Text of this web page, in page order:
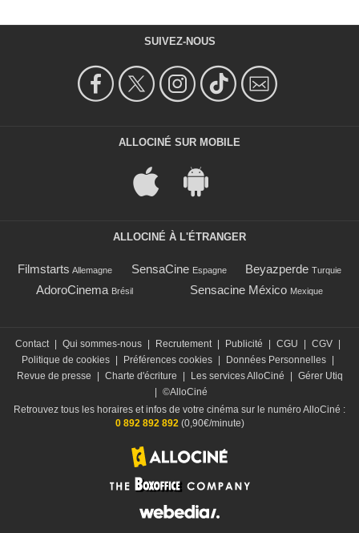
SUIVEZ-NOUS
ALLOCINÉ SUR MOBILE
ALLOCINÉ À L'ÉTRANGER
Filmstarts Allemagne SensaCine Espagne Beyazperde Turquie
AdoroCinema Brésil Sensacine México Mexique
Contact Qui sommes-nous Recrutement Publicité CGU CGV
Politique de cookies
Préférences cookies Données Personnelles
Revue de presse
Charte d'écriture Les services AlloCiné
Gérer Utiq
©AlloCiné
Retrouvez tous les horaires et infos de votre cinéma sur le numéro AlloCiné :
0 892 892 892(0,90€/minute)